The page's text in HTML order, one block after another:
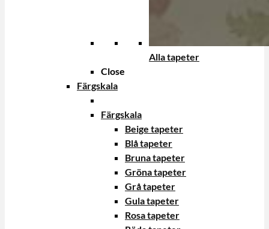
Alla tapeter
Close
Färgskala
Färgskala
Beige tapeter
Blå tapeter
Bruna tapeter
Gröna tapeter
Grå tapeter
Gula tapeter
Rosa tapeter